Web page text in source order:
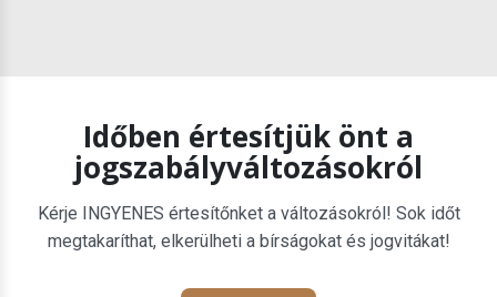
Időben értesítjük önt a
jogszabályváltozásokról
Kérje INGYENES értesítőnket a változásokról! Sok időt
megtakaríthat, elkerülheti a bírságokat és jogvitákat!